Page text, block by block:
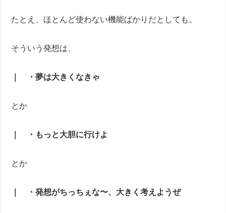
たとえ、ほとんど使わない機能ばかりだとしても。
そういう発想は、
｜ ・夢は大きくなきゃ
とか
｜ ・もっと大胆に行けよ
とか
｜ ・発想がちっちぇな〜、大きく考えようぜ